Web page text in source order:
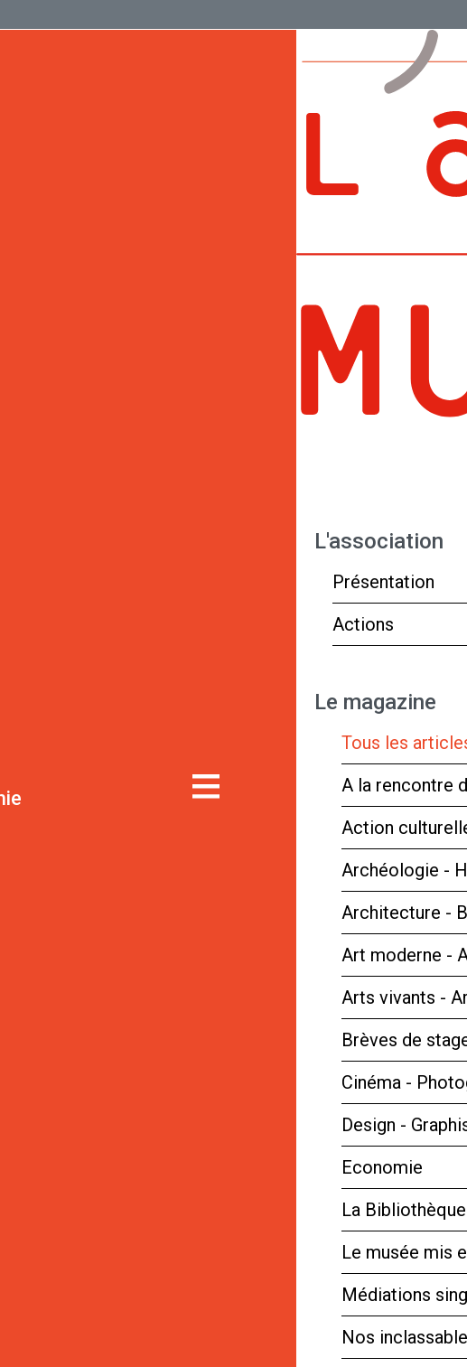
L'association
Présentation
Actions
Le magazine
Tous les
A la rencontre
Action
Archéologie -
Architecture -
Art moderne -
Arts vivants -
Brèves de
Cinéma -
Design -
Economie
La
Le musée mis
Médiations
Nos